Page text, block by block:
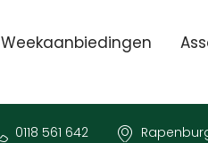
Weekaanbiedingen
0118 561 642